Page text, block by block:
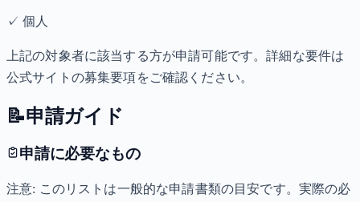
✓個人
上記の対象者に該当する方が申請可能です。詳細な要件は
公式サイトの募集要項をご確認ください。
📝申請ガイド
申請に必要なもの
注意: このリストは一般的な申請書類の目安です。実際の必